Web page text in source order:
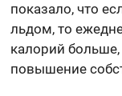
показало, что
льдом, то
калорий больше,
повышение